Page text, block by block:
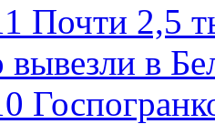
Почти 2,5
вывезли в